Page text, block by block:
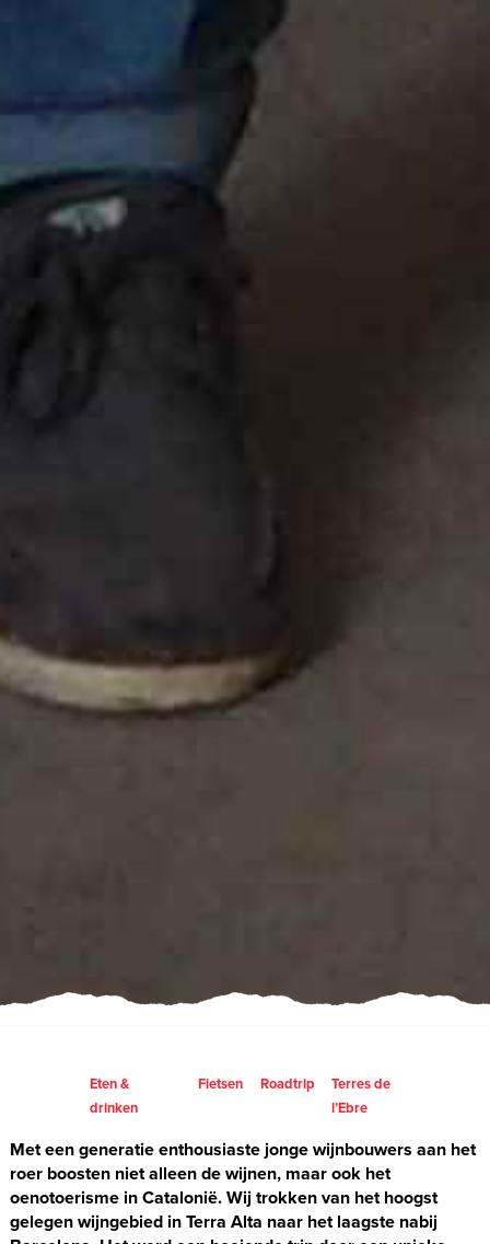
Eten &
drinken
Fietsen Roadtrip
Terres de
l’Ebre
Met een generatie enthousiaste jonge wijnbouwers aan het
roer boosten niet alleen de wijnen, maar ook het
oenotoerisme in Catalonië. Wij trokken van het hoogst
gelegen wijngebied in Terra Alta naar het laagste nabij